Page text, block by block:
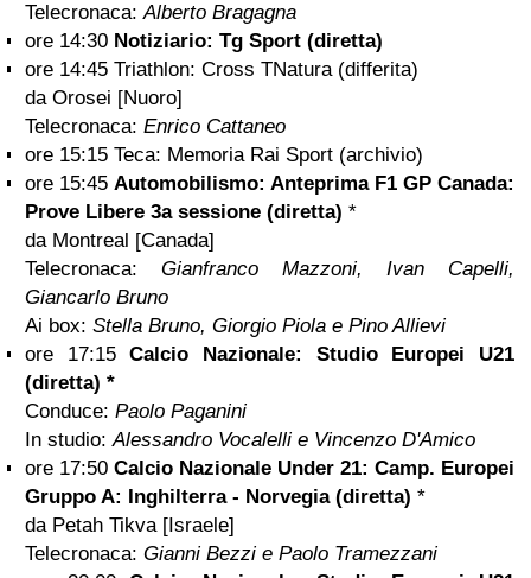
Telecronaca:Alberto Bragagna
ore 14:30 Notiziario: Tg Sport (diretta)
ore 14:45 Triathlon: Cross TNatura (differita)
da Orosei [Nuoro]
Telecronaca: Enrico Cattaneo
ore 15:15 Teca: Memoria Rai Sport (archivio)
ore 15:45 Automobilismo: Anteprima F1 GP Canada:
Prove Libere 3a sessione (diretta) *
da Montreal [Canada]
Telecronaca: Gianfranco Mazzoni, Ivan Capelli,
Giancarlo Bruno
Ai box: Stella Bruno, Giorgio Piola e Pino Allievi
ore 17:15Calcio Nazionale: Studio Europei U21
(diretta) *
Conduce: Paolo Paganini
In studio:Alessandro Vocalelli e Vincenzo D'Amico
ore 17:50 Calcio Nazionale Under 21: Camp. Europei
Gruppo A: Inghilterra - Norvegia (diretta) *
da Petah Tikva [Israele]
Telecronaca: Gianni Bezzi e Paolo Tramezzani